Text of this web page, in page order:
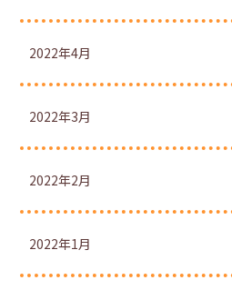
2022年4月
2022年3月
2022年2月
2022年1月